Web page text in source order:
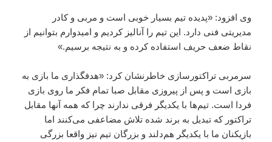
وی افزود: «پدیده تیم بسیار خوبی است و مربی و کادر
مدیریتی فنی دارد. این تیم را آنالیز کردیم و امیدوارم بتوانیم از
نقاط ضعف حریف استفاده کرده و به نتیجه برسیم.»
سرمربی تراکتورسازی خاطرنشان کرد: «هدفگذاری ما بازی به
بازی است و پس از پیروزی مقابل صبا تمام فکر ما روی بازی
فردا است. تیم‌ها با یکدیگر فرقی ندارند چرا که همه آنها مقابل
تراکتور که تبدیل به برند شده تلاش مضاعفی می‌کنند اما
بازیکنان ما با یکدیگر هم‌دلند و بزرگان تیم نیز واقعا بزرگی